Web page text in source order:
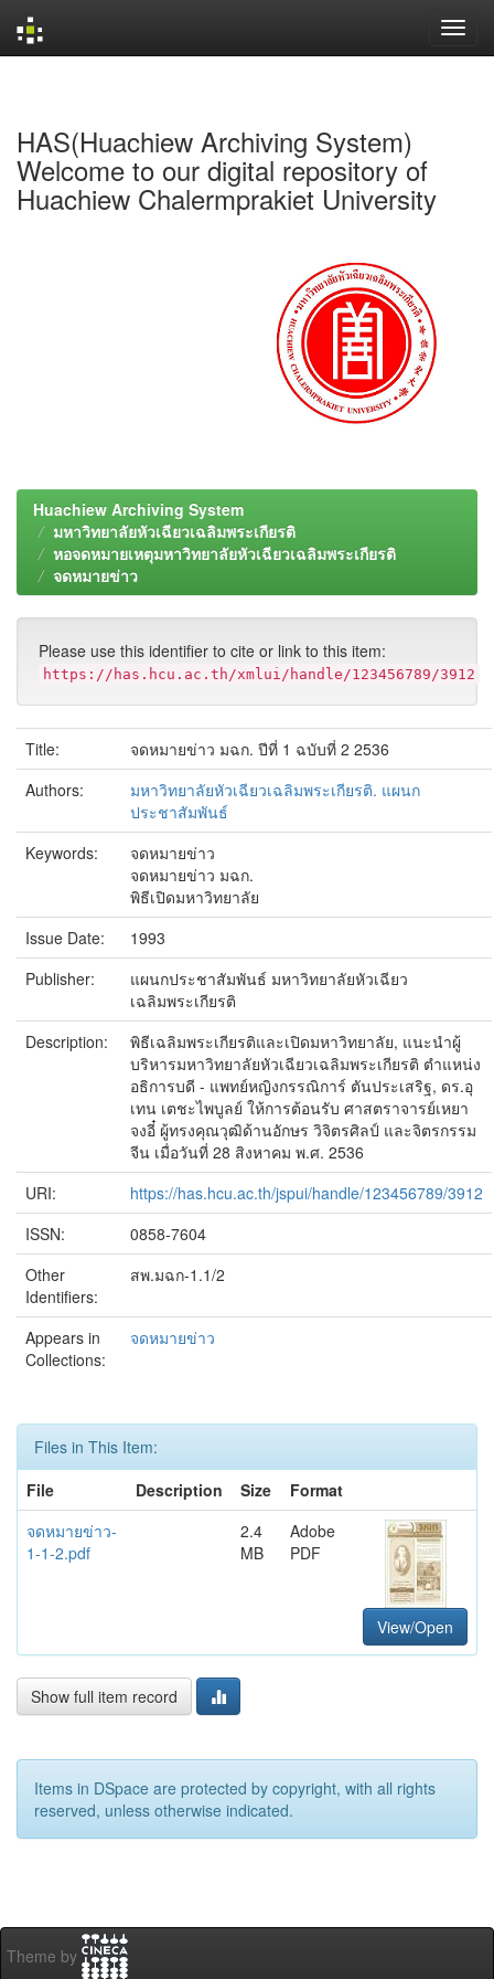
HAS(Huachiew Archiving System)
Welcome to our digital repository of
Huachiew Chalermprakiet University
Huachiew Archiving System
มหาวิทยาลัยหัวเฉียวเฉลิมพระเกียรติ
หอจดหมายเหตุมหาวิทยาลัยหัวเฉียวเฉลิมพระเกียรติ
จดหมายข่าว
Please use this identifier to cite or link to this item:
https://has.hcu.ac.th/xmlui/handle/123456789/3912
Title:
จดหมายข่าว มฉก. ปีที่ 1 ฉบับที่ 2 2536
Authors:
มหาวิทยาลัยหัวเฉียวเฉลิมพระเกียรติ. แผนก
ประชาสัมพันธ์
Keywords:
จดหมายข่าว
จดหมายข่าว มฉก.
พิธีเปิดมหาวิทยาลัย
Issue Date:
1993
Publisher:
แผนกประชาสัมพันธ์ มหาวิทยาลัยหัวเฉียว
เฉลิมพระเกียรติ
Description:
พิธีเฉลิมพระเกียรติและเปิดมหาวิทยาลัย, แนะนำผู้
บริหารมหาวิทยาลัยหัวเฉียวเฉลิมพระเกียรติ ตำแหน่ง
อธิการบดี - แพทย์หญิงกรรณิการ์ ตันประเสริฐ, ดร.อุ
เทน เตชะไพบูลย์ ให้การต้อนรับ ศาสตราจารย์เหยา
จงอี๋ ผู้ทรงคุณวุฒิด้านอักษร วิจิตรศิลป์ และจิตรกรรม
จีน เมื่อวันที่ 28 สิงหาคม พ.ศ. 2536
URI:
https://has.hcu.ac.th/jspui/handle/123456789/3912
ISSN:
0858-7604
Other
Identifiers:
สพ.มฉก-1.1/2
Appears in
Collections:
จดหมายข่าว
Files in This Item:
File
Description Size
Format
จดหมายข่าว-
1-1-2.pdf
2.4
MB
Adobe
PDF
View/Open
Show full item record
Items in DSpace are protected by copyright, with all rights
reserved, unless otherwise indicated.
Theme by